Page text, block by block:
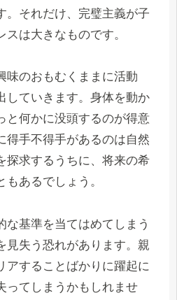
。それだけ、完璧主義が子
は大きなものです。
味のおもむくままに活動
していきます。身体を動か
と何かに没頭するのが得意
得手不得手があるのは自然
探求するうちに、将来の希
あるでしょう。
な基準を当てはめてしまう
見失う恐れがあります。親
アすることばかりに躍起に
ってしまうかもしれませ